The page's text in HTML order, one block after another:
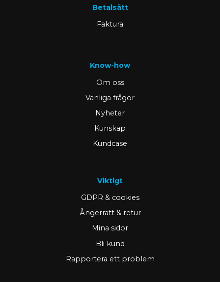
Betalsätt
Faktura
Know-how
Om oss
Vanliga frågor
Nyheter
Kunskap
Kundcase
Viktigt
GDPR & cookies
Ångerrätt & retur
Mina sidor
Bli kund
Rapportera ett problem